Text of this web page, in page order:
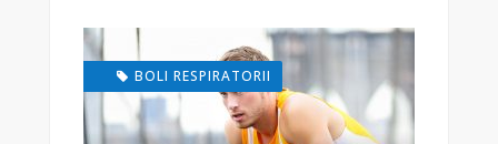
BOLI RESPIRATORII